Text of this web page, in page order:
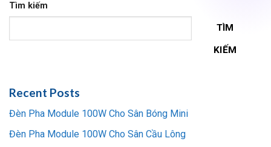
Tìm kiếm
TÌM
KIẾM
Recent Posts
Đèn Pha Module 100W Cho Sân Bóng Mini
Đèn Pha Module 100W Cho Sân Cầu Lông